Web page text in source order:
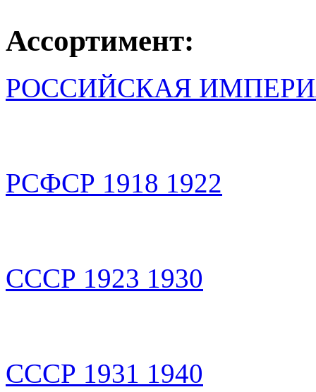
Ассортимент:
РОССИЙСКАЯ
РСФСР 1918 1922
СССР 1923 1930
СССР 1931 1940